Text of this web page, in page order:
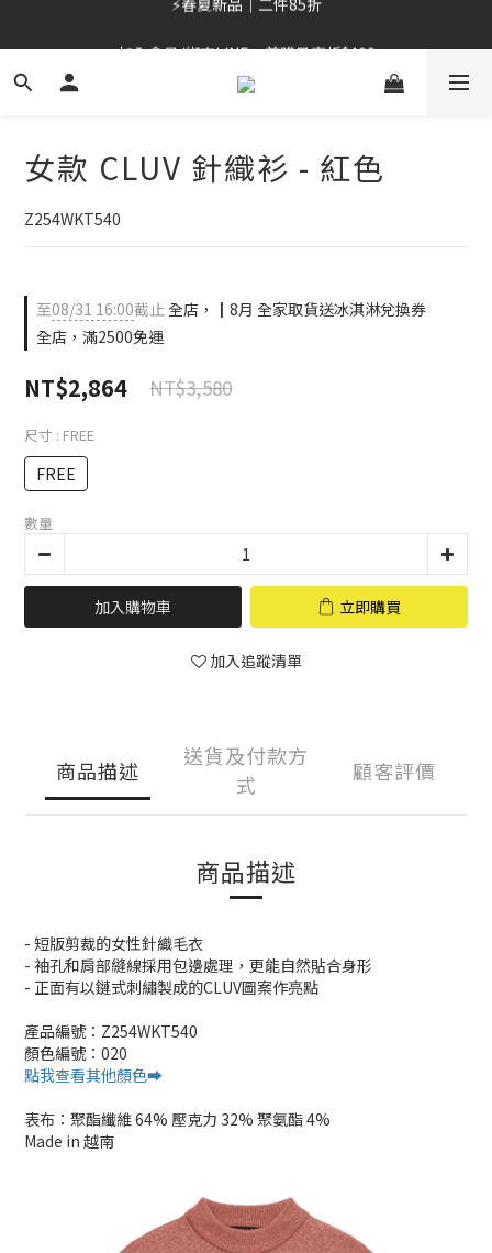
OUTLET 6折起⚡滿件再折
女款 CLUV 針織衫 - 紅色
Z254WKT540
至08/31 16:00截止全店，┃8月 全家取貨送冰淇淋兌換券
全店，滿2500免運
NT$2,864 NT$3,580
尺寸 : FREE
FREE
數量
加入購物車 立即購買
加入追蹤清單
商品描述
送貨及付款方
式
顧客評價
商品描述
- 短版剪裁的女性針織毛衣
- 袖孔和肩部縫線採用包邊處理，更能自然貼合身形
- 正面有以鏈式刺繡製成的CLUV圖案作亮點
產品編號：Z254WKT540
顏色編號：020
點我查看其他顏色➡️
表布：聚酯纖維 64% 壓克力 32% 聚氨酯 4%
Made in 越南